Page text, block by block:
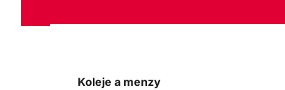
Koleje a menzy